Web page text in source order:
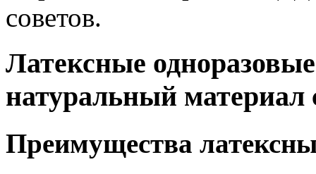
советов.
Латексные
натуральный материал
Преимущества